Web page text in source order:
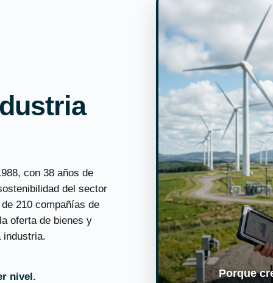
con 38 años de
del sector
210 compañías de
oferta de bienes y
industria.
nivel.
Porque